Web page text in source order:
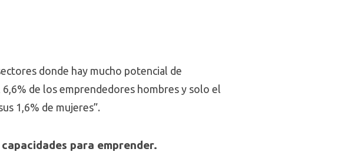
donde hay mucho potencial de
de los emprendedores hombres y solo el
1,6% de mujeres”.
para emprender.